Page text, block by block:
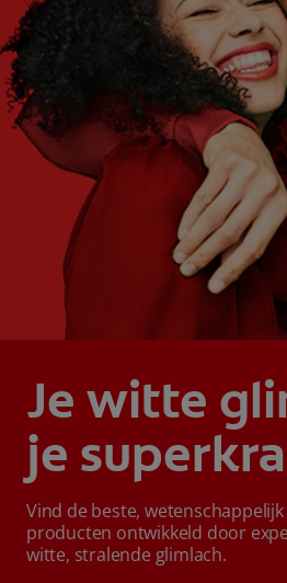
WAT ZIJN JE
Kies er een
Aan de slag
Je witte
je
Vind de beste,
producten ontwikkeld door
witte, stralende glimlach.